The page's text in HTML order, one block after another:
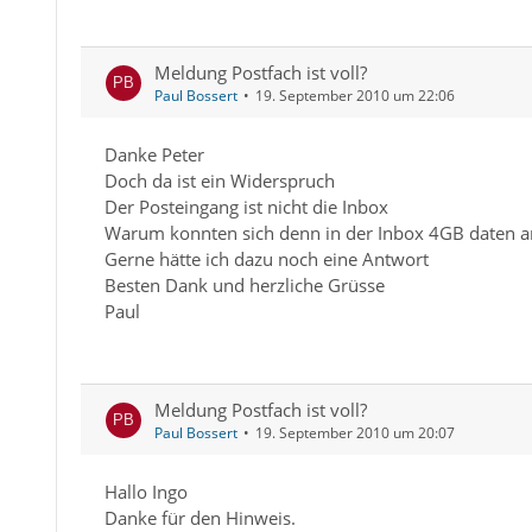
Meldung Postfach ist voll?
Paul Bossert 19. September 2010 um 22:06
Danke Peter
Doch da ist ein Widerspruch
Der Posteingang ist nicht die Inbox
Warum konnten sich denn in der Inbox 4GB daten
Gerne hätte ich dazu noch eine Antwort
Besten Dank und herzliche Grüsse
Paul
Meldung Postfach ist voll?
Paul Bossert 19. September 2010 um 20:07
Hallo Ingo
Danke für den Hinweis.